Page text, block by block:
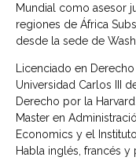
Mundial como asesor
regiones de África
desde la sede de
Licenciado en
Universidad Carlos III
Derecho por la
Master en
Economics y el
Habla inglés, francés y